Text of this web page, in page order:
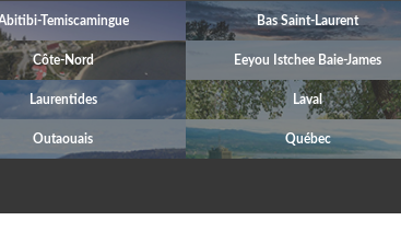
Temiscamingue Bas Saint-Laurent
Côte-Nord Eeyou Istchee Baie-James
Laurentides Laval
Outaouais Québec